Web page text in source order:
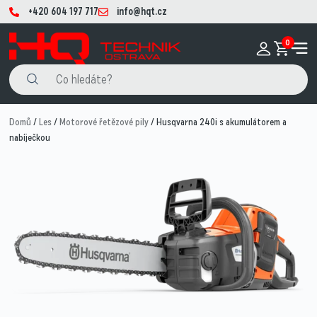
+420 604 197 717 info@hqt.cz
0
Domů /Les/Motorové řetězové pily/ Husqvarna 240i​ s akumulátorem a
nabíječkou